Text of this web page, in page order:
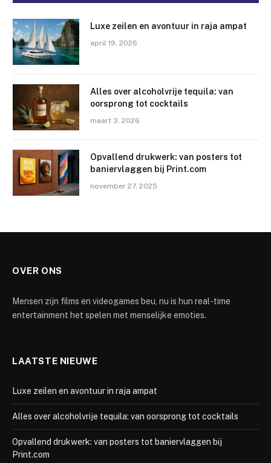
Luxe zeilen en avontuur in raja ampat
april 19, 2026
Alles over alcoholvrije tequila: van
oorsprong tot cocktails
maart 3, 2026
Opvallend drukwerk: van posters tot
baniervlaggen bij Print.com
november 27, 2025
OVER ONS
Mensen zijn films en videogames beu, nu is hun real-time
entertainment het spelen met menselijke emoties.
LAATSTE NIEUWE
Luxe zeilen en avontuur in raja ampat
Alles over alcoholvrije tequila: van oorsprong tot cocktails
Opvallend drukwerk: van posters tot baniervlaggen bij
Print.com